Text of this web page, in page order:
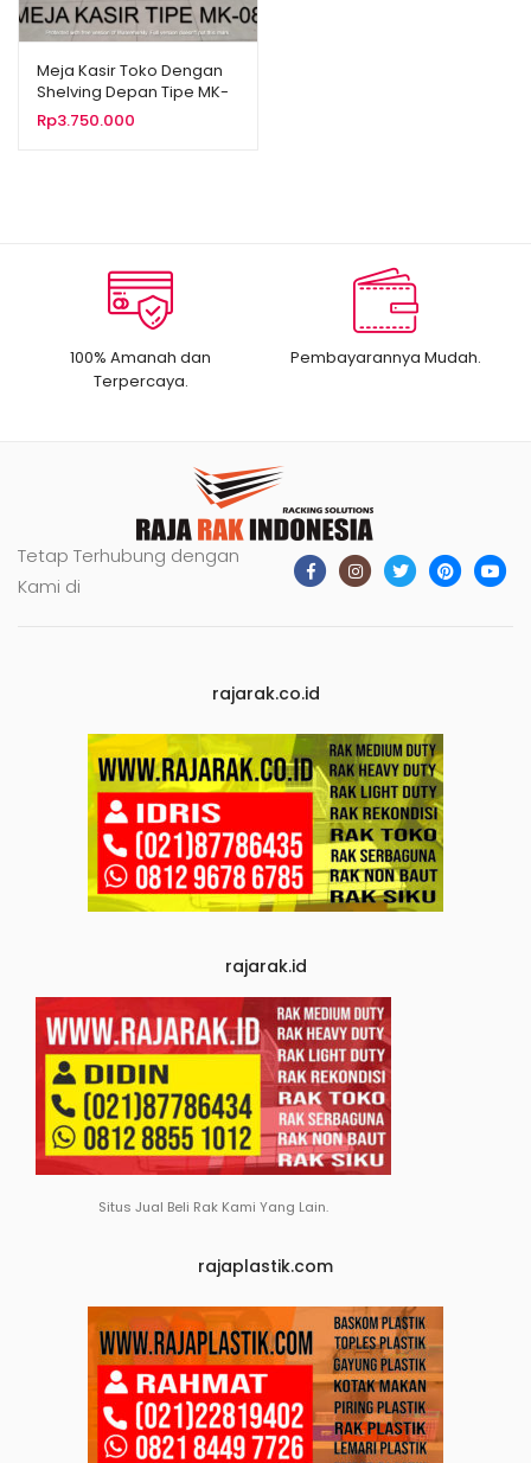
Meja Kasir Toko Dengan
Shelving Depan Tipe MK-
08
Rp3.750.000
100% Amanah dan
Terpercaya.
Pembayarannya Mudah.
Tetap Terhubung dengan
Kami di
rajarak.co.id
rajarak.id
Situs Jual Beli Rak Kami Yang Lain.
rajaplastik.com